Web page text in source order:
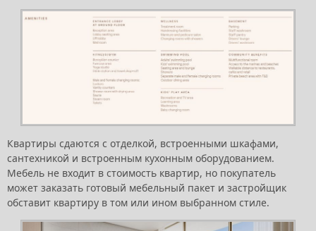
Квартиры сдаются с отделкой, встроенными шкафами,
сантехникой и встроенным кухонным оборудованием.
Мебель не входит в стоимость квартир, но покупатель
может заказать готовый мебельный пакет и застройщик
обставит квартиру в том или ином выбранном стиле.